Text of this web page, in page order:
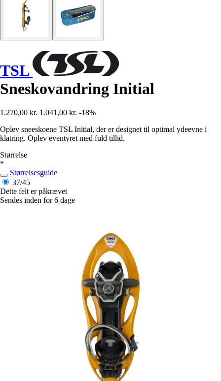
TSL
Sneskovandring Initial
1.270,00 kr. 1.041,00 kr. -18%
Oplev sneeskoene TSL Initial, der er designet til optimal ydeevne i
klatring. Oplev eventyret med fuld tillid.
Størrelse
*
Størrelsesguide
37/45
Dette felt er påkrævet
Sendes inden for 6 dage